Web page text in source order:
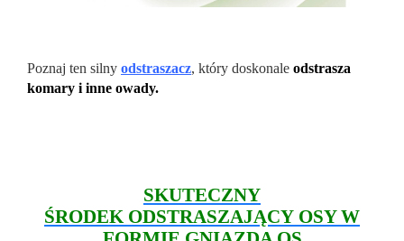
Poznaj ten silny odstraszacz, który doskonale odstrasza
komary i inne owady.
SKUTECZNY
ŚRODEK ODSTRASZAJĄCY OSY W